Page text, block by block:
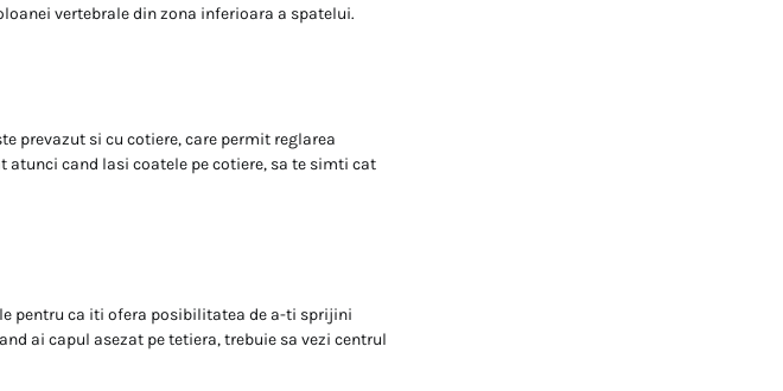
vertebrale din zona inferioara a spatelui.
prevazut si cu cotiere, care permit reglarea
cand lasi coatele pe cotiere, sa te simti cat
pentru ca iti ofera posibilitatea de a-ti sprijini
ai capul asezat pe tetiera, trebuie sa vezi centrul